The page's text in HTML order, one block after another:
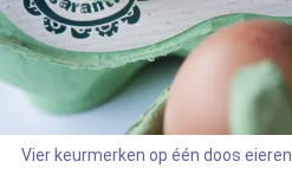
Vier keurmerken op één doos eieren